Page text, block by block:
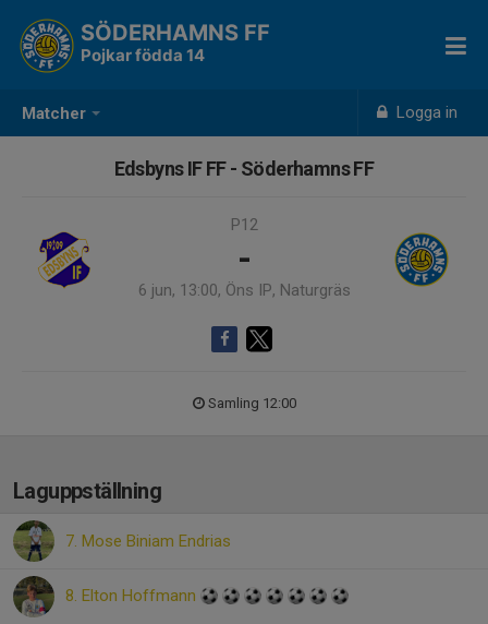
Matcher Logga in
SÖDERHAMNS FF
Pojkar födda 14
Edsbyns IF FF - Söderhamns FF
P12
-
6 jun, 13:00, Öns IP, Naturgräs
Samling 12:00
Laguppställning
7. Mose Biniam Endrias
8. Elton Hoffmann